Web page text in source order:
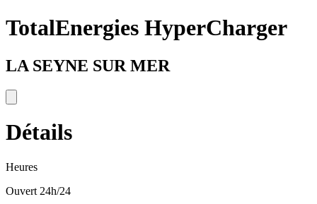
TotalEnergies HyperCharger
LA SEYNE SUR MER
Détails
Heures
Ouvert 24h/24